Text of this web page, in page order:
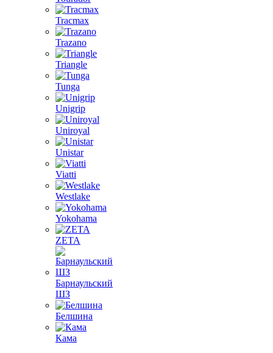
Tracmax
Trazano
Triangle
Tunga
Unigrip
Uniroyal
Unistar
Viatti
Westlake
Yokohama
ZETA
Барнаульский
ШЗ
Белшина
Кама